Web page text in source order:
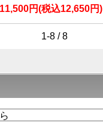
11,500円(税込12,650円)
1-8 / 8